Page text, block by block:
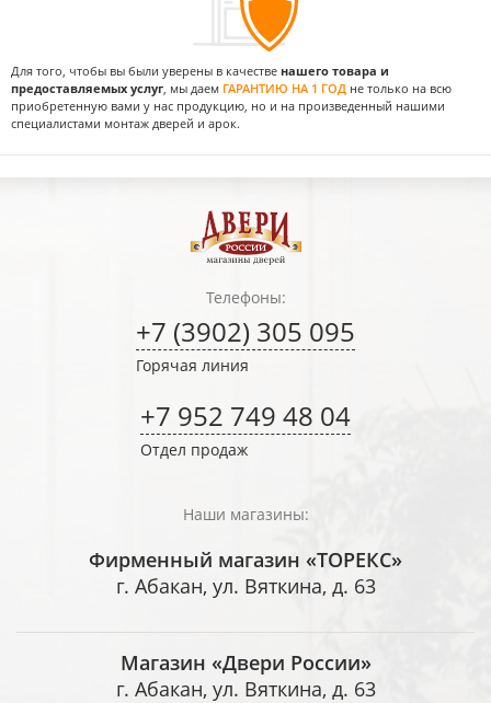
Для того, чтобы вы были уверены в качестве нашего товара и
предоставляемых услуг , мы даем ГАРАНТИЮ НА 1 ГОД не только на всю
приобретенную вами у нас продукцию, но и на произведенный нашими
специалистами монтаж дверей и арок.
Телефоны:
+7 (3902) 305 095
Горячая линия
+7 952 749 48 04
Отдел продаж
Наши магазины:
Фирменный магазин «ТОРЕКС»
г. Абакан, ул. Вяткина, д. 63
Магазин «Двери России»
г. Абакан, ул. Вяткина, д. 63